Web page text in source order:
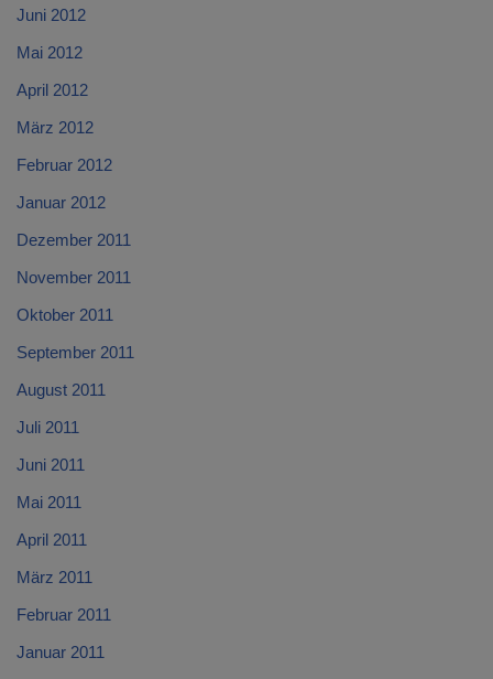
Juni 2012
Mai 2012
April 2012
März 2012
Februar 2012
Januar 2012
Dezember 2011
November 2011
Oktober 2011
September 2011
August 2011
Juli 2011
Juni 2011
Mai 2011
April 2011
März 2011
Februar 2011
Januar 2011